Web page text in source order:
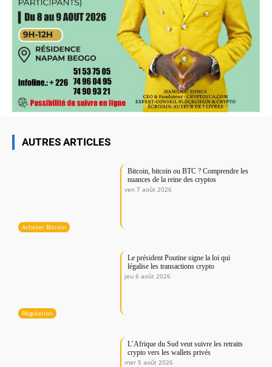
AUTRES ARTICLES
Acheter Bitcoin
Bitcoin, bitcoin ou BTC ? Comprendre les
nuances de la reine des cryptos
ven 7 août 2026
Régulation
Le président Poutine signe la loi qui
légalise les transactions crypto
jeu 6 août 2026
L’Afrique du Sud veut suivre les retraits
crypto vers les wallets privés
mer 5 août 2026